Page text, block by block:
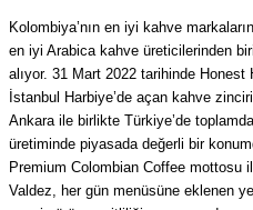
Kolombiya’nın en iyi kahve
en iyi Arabica kahve üreticilerinden
alıyor. 31 Mart 2022 tarihinde
İstanbul Harbiye’de açan kahve
Ankara ile birlikte Türkiye’de
üretiminde piyasada değerli bir
Premium Colombian Coffee mottosu
Valdez, her gün menüsüne eklenen